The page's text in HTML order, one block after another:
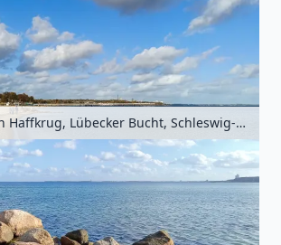
Ostseestrand in Haffkrug, Lübecker Bucht, Schleswig-Holstein, Deutschland